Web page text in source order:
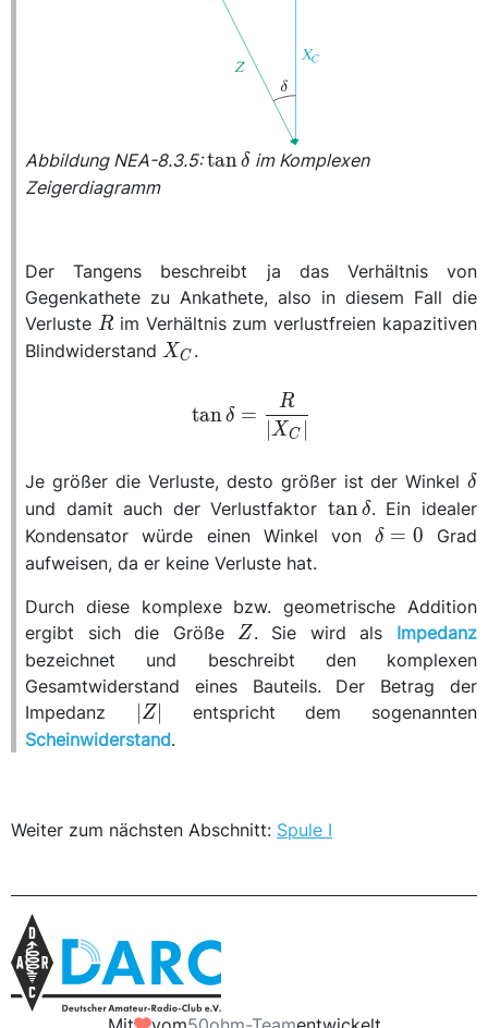
Abbildung NEA-8.3.5:\tan\delta
tanδim Komplexen
Zeigerdiagramm
Der Tangens beschreibt ja das Verhältnis von
Gegenkathete zu Ankathete, also in diesem Fall die
Verluste R
Rim Verhältnis zum verlustfreien kapazitiven
Blindwiderstand X_C
XC .
\tan\delta
=
\frac{R}
{|X_C|}
tanδ =
∣XC
R
Je größer die Verluste, desto größer ist der Winkelδ
und damit auch der Verlustfaktor \tan\delta
tanδ. Ein idealer
Kondensator würde einen Winkel von\delta
δ = 0 Grad
aufweisen, da er keine Verluste hat.
Durch diese komplexe bzw. geometrische Addition
ergibt sich die Größe Z
Z . Sie wird als Impedanz
bezeichnet und beschreibt den komplexen
Gesamtwiderstand eines Bauteils. Der Betrag der
Impedanz
|Z|
Z
entspricht dem sogenannten
Scheinwiderstand.
Weiter zum nächsten Abschnitt: Spule I